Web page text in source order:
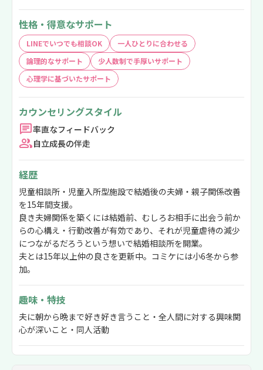
性格・得意なサポート
LINEでいつでも相談OK
一人ひとりに合わせる
論理的なサポート
少人数制で手厚いサポート
心理学に基づいたサポート
カウンセリングスタイル
率直なフィードバック
自立成長の伴走
経歴
児童相談所・児童入所型施設で結婚後の夫婦・親子関係改善
を15年間支援。
良き夫婦関係を築くには結婚前、むしろお相手に出会う前か
らの心構え・行動改善が有効であり、それが児童虐待の減少
につながるだろうという想いで結婚相談所を開業。
夫とは15年以上仲の良さを更新中。コミケには小6冬から参
加。
趣味・特技
夫に朝から晩まで好き好き言うこと・全人間に対する興味関
心が深いこと・同人活動